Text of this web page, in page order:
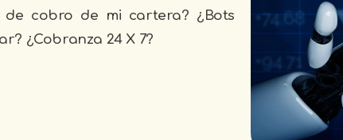
cobro de mi cartera? ¿Bots
¿Cobranza 24 X 7?